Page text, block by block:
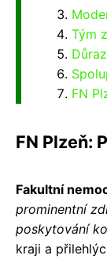
Tým
FN
FN Plzeň:
Fakultní
prominentní
poskytování
kraji a